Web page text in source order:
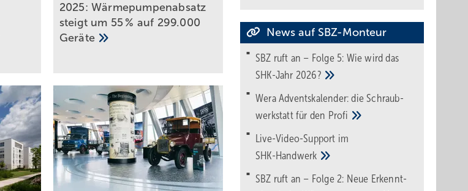
2025: Wärmepumpenabsatz
steigt um 55 % auf 299.000
Geräte
News auf SBZ-Monteur
SBZ ruft an – Folge 5: Wie wird das
SHK-Jahr 2026?
Wera Adventskalender: die Schraub­
werk­statt für den Pro­fi
Live-Video-Support im
SHK-Handwerk
SBZ ruft an – Folge 2: Neue Erkennt­